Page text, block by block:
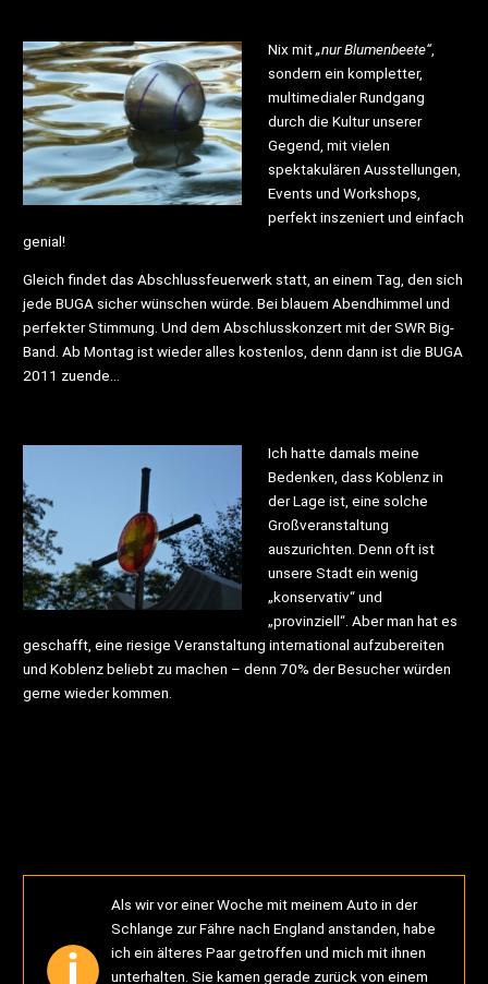
Nix mit„nur Blumenbeete“,
sondern ein kompletter,
multimedialer Rundgang
durch die Kultur unserer
Gegend, mit vielen
spektakulären Ausstellungen,
Events und Workshops,
perfekt inszeniert und einfach
genial!
Gleich findet das Abschlussfeuerwerk statt, an einem Tag, den sich
jede BUGA sicher wünschen würde. Bei blauem Abendhimmel und
perfekter Stimmung. Und dem Abschlusskonzert mit der SWR Big-
Band. Ab Montag ist wieder alles kostenlos, denn dann ist die BUGA
2011 zuende…
Ich hatte damals meine
Bedenken, dass Koblenz in
der Lage ist, eine solche
Großveranstaltung
auszurichten. Denn oft ist
unsere Stadt ein wenig
„konservativ“ und
„provinziell“. Aber man hat es
geschafft, eine riesige Veranstaltung international aufzubereiten
und Koblenz beliebt zu machen – denn 70% der Besucher würden
gerne wieder kommen.
Als wir vor einer Woche mit meinem Auto in der
Schlange zur Fähre nach England anstanden, habe
ich ein älteres Paar getroffen und mich mit ihnen
unterhalten. Sie kamen gerade zurück von einem